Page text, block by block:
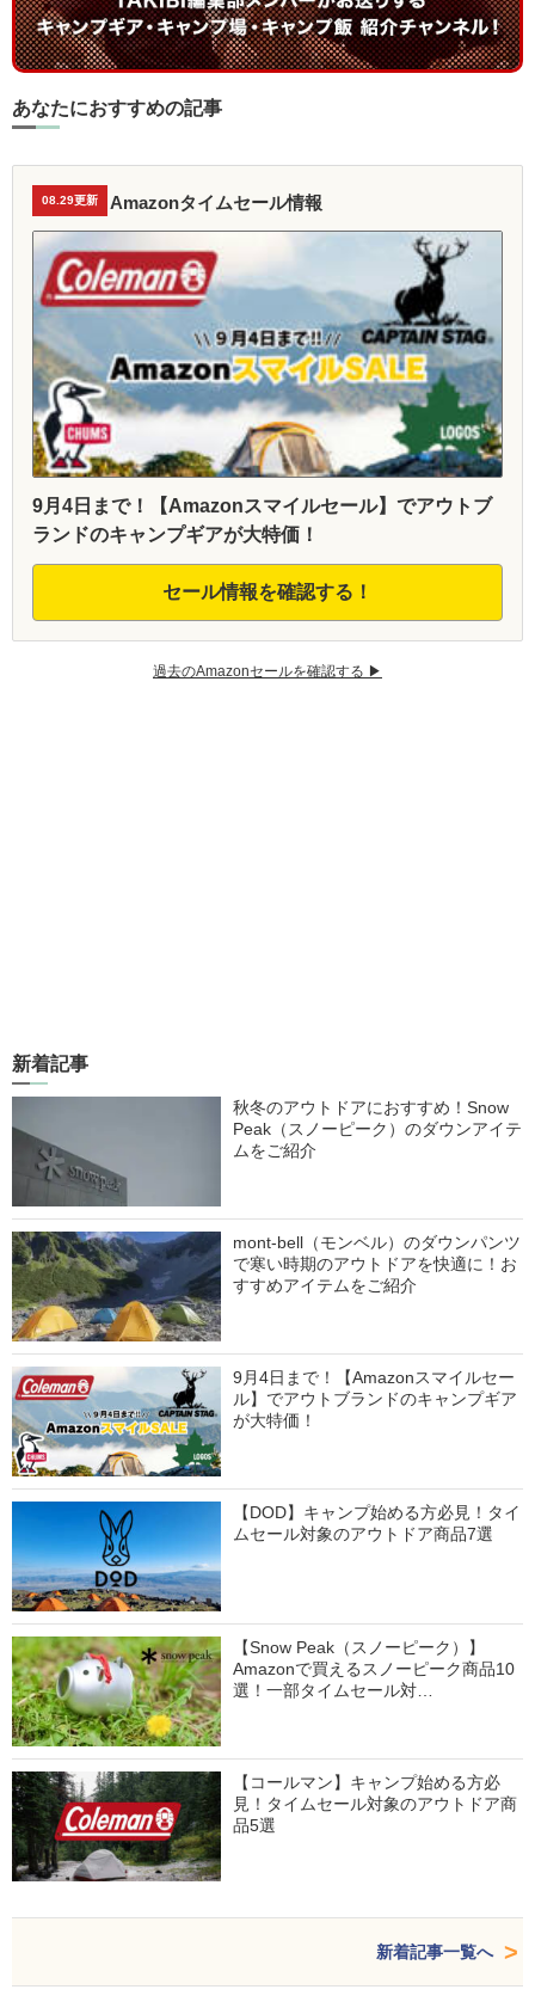
あなたにおすすめの記事
08.29更新 Amazonタイムセール情報
9月4日まで！【Amazonスマイルセール】でアウトブ
ランドのキャンプギアが大特価！
セール情報を確認する！
過去のAmazonセールを確認する ▶︎
新着記事
秋冬のアウトドアにおすすめ！Snow
Peak（スノーピーク）のダウンアイテ
ムをご紹介
mont-bell（モンベル）のダウンパンツ
で寒い時期のアウトドアを快適に！お
すすめアイテムをご紹介
9月4日まで！【Amazonスマイルセー
ル】でアウトブランドのキャンプギア
が大特価！
【DOD】キャンプ始める方必見！タイ
ムセール対象のアウトドア商品7選
【Snow Peak（スノーピーク）】
Amazonで買えるスノーピーク商品10
選！一部タイムセール対…
【コールマン】キャンプ始める方必
見！タイムセール対象のアウトドア商
品5選
新着記事一覧へ